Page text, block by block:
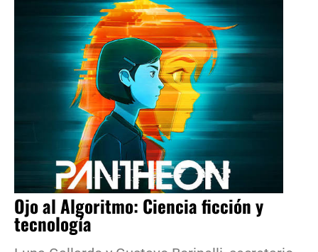
Ojo al Algoritmo: Ciencia ficción y
tecnología